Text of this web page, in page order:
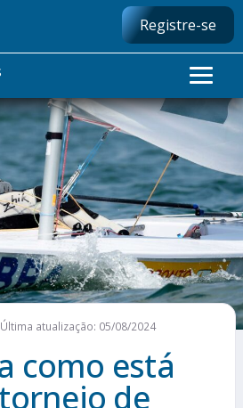
Registre-se
LIBERTADORES
Última atualização: 05/08/2024
como está
de